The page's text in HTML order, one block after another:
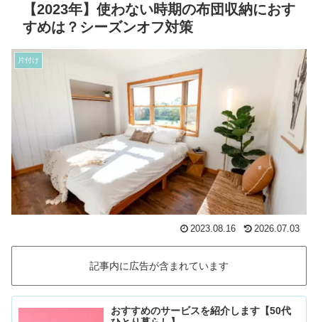
【2023年】使わない時期の布団収納におす
すめは？シーズンオフ対策
片付け
2023.08.16 2026.07.03
記事内に広告が含まれています
おすすめのサービスを紹介します【50代